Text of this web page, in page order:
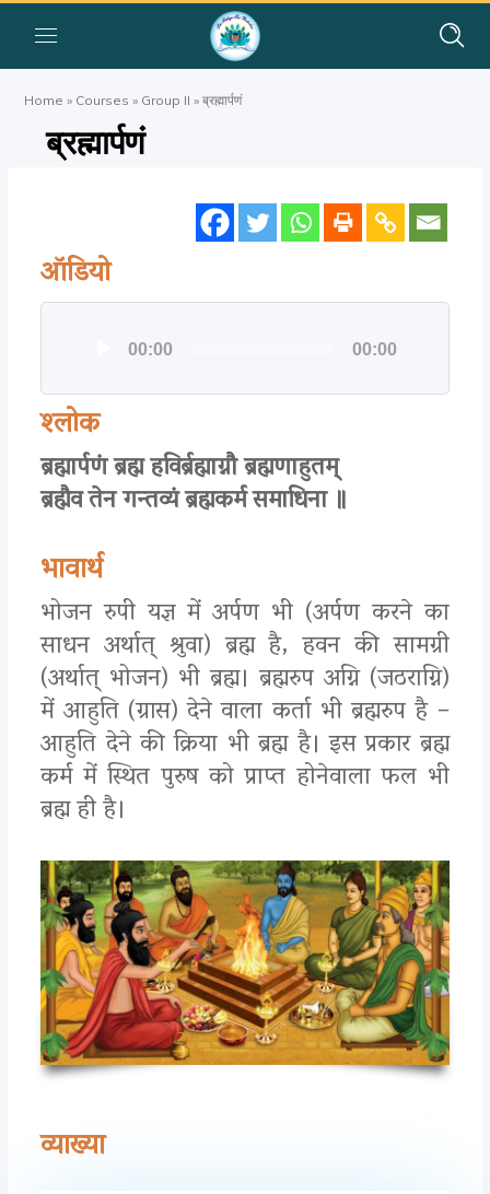
Home » Courses » Group II »ब्रह्मार्पणं
ब्रह्मार्पणं
ऑडियो
00:00 00:00
श्लोक
ब्रह्मार्पणं ब्रह्म हविर्ब्रह्माग्नौ ब्रह्मणाहुतम्
ब्रह्मैव तेन गन्तव्यं ब्रह्मकर्म समाधिना ॥
भावार्थ
भोजन रुपी यज्ञ में अर्पण भी (अर्पण करने का
साधन अर्थात् श्रुवा) ब्रह्म है, हवन की सामग्री
(अर्थात् भोजन) भी ब्रह्म। ब्रह्मरुप अग्नि (जठराग्नि)
में आहुति (ग्रास) देने वाला कर्ता भी ब्रह्मरुप है –
आहुति देने की क्रिया भी ब्रह्म है। इस प्रकार ब्रह्म
कर्म में स्थित पुरुष को प्राप्त होनेवाला फल भी
ब्रह्म ही है।
व्याख्या